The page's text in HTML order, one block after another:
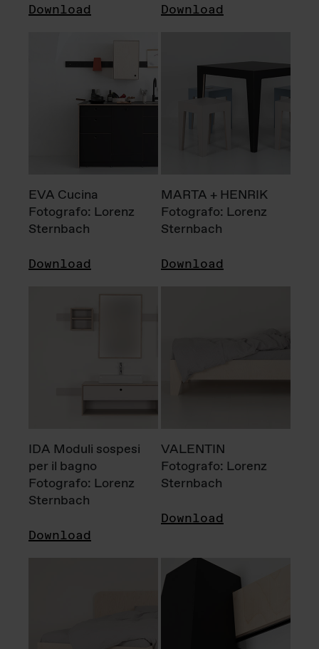
Download Download
EVA Cucina
Fotografo: Lorenz
Sternbach
Download
MARTA + HENRIK
Fotografo: Lorenz
Sternbach
Download
IDA Moduli sospesi
per il bagno
Fotografo: Lorenz
Sternbach
Download
VALENTIN
Fotografo: Lorenz
Sternbach
Download